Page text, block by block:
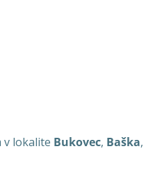
v lokalite Bukovec, Baška,